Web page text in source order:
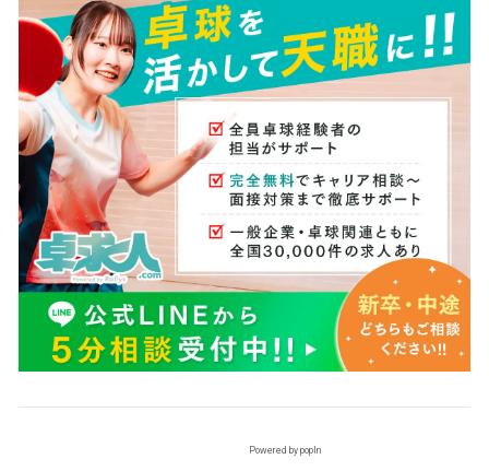
Powered by popIn